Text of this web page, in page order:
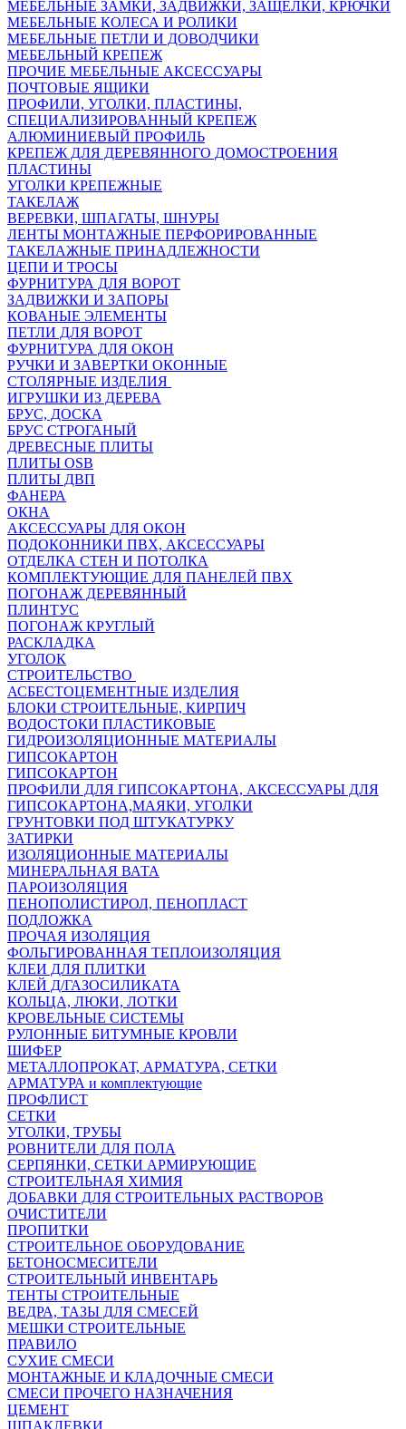
МЕБЕЛЬНЫЕ ЗАМКИ, ЗАДВИЖКИ, ЗАЩЕЛКИ, КРЮЧКИ
МЕБЕЛЬНЫЕ КОЛЕСА И РОЛИКИ
МЕБЕЛЬНЫЕ ПЕТЛИ И ДОВОДЧИКИ
МЕБЕЛЬНЫЙ КРЕПЕЖ
ПРОЧИЕ МЕБЕЛЬНЫЕ АКСЕССУАРЫ
ПОЧТОВЫЕ ЯЩИКИ
ПРОФИЛИ, УГОЛКИ, ПЛАСТИНЫ,
СПЕЦИАЛИЗИРОВАННЫЙ КРЕПЕЖ
АЛЮМИНИЕВЫЙ ПРОФИЛЬ
КРЕПЕЖ ДЛЯ ДЕРЕВЯННОГО ДОМОСТРОЕНИЯ
ПЛАСТИНЫ
УГОЛКИ КРЕПЕЖНЫЕ
ТАКЕЛАЖ
ВЕРЕВКИ, ШПАГАТЫ, ШНУРЫ
ЛЕНТЫ МОНТАЖНЫЕ ПЕРФОРИРОВАННЫЕ
ТАКЕЛАЖНЫЕ ПРИНАДЛЕЖНОСТИ
ЦЕПИ И ТРОСЫ
ФУРНИТУРА ДЛЯ ВОРОТ
ЗАДВИЖКИ И ЗАПОРЫ
КОВАНЫЕ ЭЛЕМЕНТЫ
ПЕТЛИ ДЛЯ ВОРОТ
ФУРНИТУРА ДЛЯ ОКОН
РУЧКИ И ЗАВЕРТКИ ОКОННЫЕ
СТОЛЯРНЫЕ ИЗДЕЛИЯ
ИГРУШКИ ИЗ ДЕРЕВА
БРУС, ДОСКА
БРУС СТРОГАНЫЙ
ДРЕВЕСНЫЕ ПЛИТЫ
ПЛИТЫ OSB
ПЛИТЫ ДВП
ФАНЕРА
ОКНА
АКСЕССУАРЫ ДЛЯ ОКОН
ПОДОКОННИКИ ПВХ, АКСЕССУАРЫ
ОТДЕЛКА СТЕН И ПОТОЛКА
КОМПЛЕКТУЮЩИЕ ДЛЯ ПАНЕЛЕЙ ПВХ
ПОГОНАЖ ДЕРЕВЯННЫЙ
ПЛИНТУС
ПОГОНАЖ КРУГЛЫЙ
РАСКЛАДКА
УГОЛОК
СТРОИТЕЛЬСТВО
АСБЕСТОЦЕМЕНТНЫЕ ИЗДЕЛИЯ
БЛОКИ СТРОИТЕЛЬНЫЕ, КИРПИЧ
ВОДОСТОКИ ПЛАСТИКОВЫЕ
ГИДРОИЗОЛЯЦИОННЫЕ МАТЕРИАЛЫ
ГИПСОКАРТОН
ГИПСОКАРТОН
ПРОФИЛИ ДЛЯ ГИПСОКАРТОНА, АКСЕССУАРЫ ДЛЯ
ГИПСОКАРТОНА,МАЯКИ, УГОЛКИ
ГРУНТОВКИ ПОД ШТУКАТУРКУ
ЗАТИРКИ
ИЗОЛЯЦИОННЫЕ МАТЕРИАЛЫ
МИНЕРАЛЬНАЯ ВАТА
ПАРОИЗОЛЯЦИЯ
ПЕНОПОЛИСТИРОЛ, ПЕНОПЛАСТ
ПОДЛОЖКА
ПРОЧАЯ ИЗОЛЯЦИЯ
ФОЛЬГИРОВАННАЯ ТЕПЛОИЗОЛЯЦИЯ
КЛЕИ ДЛЯ ПЛИТКИ
КЛЕЙ Д/ГАЗОСИЛИКАТА
КОЛЬЦА, ЛЮКИ, ЛОТКИ
КРОВЕЛЬНЫЕ СИСТЕМЫ
РУЛОННЫЕ БИТУМНЫЕ КРОВЛИ
ШИФЕР
МЕТАЛЛОПРОКАТ, АРМАТУРА, СЕТКИ
АРМАТУРА и комплектующие
ПРОФЛИСТ
СЕТКИ
УГОЛКИ, ТРУБЫ
РОВНИТЕЛИ ДЛЯ ПОЛА
СЕРПЯНКИ, СЕТКИ АРМИРУЮЩИЕ
СТРОИТЕЛЬНАЯ ХИМИЯ
ДОБАВКИ ДЛЯ СТРОИТЕЛЬНЫХ РАСТВОРОВ
ОЧИСТИТЕЛИ
ПРОПИТКИ
СТРОИТЕЛЬНОЕ ОБОРУДОВАНИЕ
БЕТОНОСМЕСИТЕЛИ
СТРОИТЕЛЬНЫЙ ИНВЕНТАРЬ
ТЕНТЫ СТРОИТЕЛЬНЫЕ
ВЕДРА, ТАЗЫ ДЛЯ СМЕСЕЙ
МЕШКИ СТРОИТЕЛЬНЫЕ
ПРАВИЛО
СУХИЕ СМЕСИ
МОНТАЖНЫЕ И КЛАДОЧНЫЕ СМЕСИ
СМЕСИ ПРОЧЕГО НАЗНАЧЕНИЯ
ЦЕМЕНТ
ШПАКЛЕВКИ